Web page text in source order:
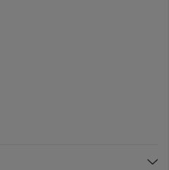
Gentle Silver 521l